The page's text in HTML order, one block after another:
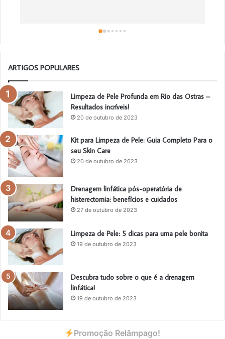
ARTIGOS POPULARES
Limpeza de Pele Profunda em Rio das Ostras –
Resultados incríveis!
20 de outubro de 2023
Kit para Limpeza de Pele: Guia Completo Para o
seu Skin Care
20 de outubro de 2023
Drenagem linfática pós-operatória de
histerectomia: benefícios e cuidados
27 de outubro de 2023
Limpeza de Pele: 5 dicas para uma pele bonita
19 de outubro de 2023
Descubra tudo sobre o que é a drenagem
linfática!
19 de outubro de 2023
Promoção Relâmpago!